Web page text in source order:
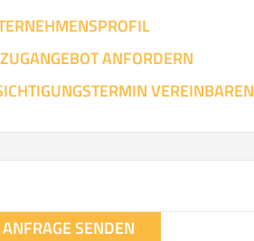
ANFORDERN
VEREINBAREN
ANFRAGE SENDEN